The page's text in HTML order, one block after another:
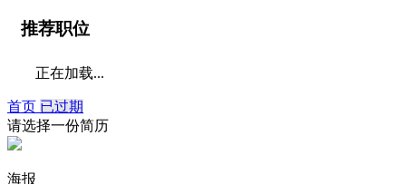
推荐职位
正在加载...
首页 已过期
请选择一份简历
海报